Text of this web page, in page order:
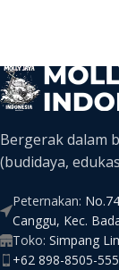
Bergerak dalam
(budidaya,
Peternakan:
Canggu, Kec.
Toko: Simpang
+62 898-8505-555